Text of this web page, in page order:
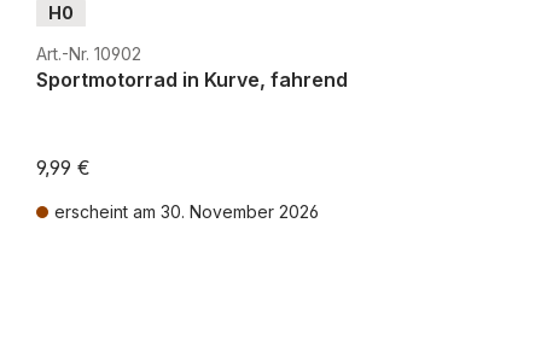
H0
Art.-Nr. 10902
Sportmotorrad in Kurve, fahrend
9,99 €
erscheint am 30. November 2026